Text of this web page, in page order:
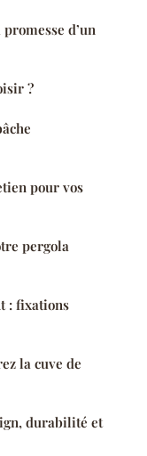
d’un
?
pour vos
pergola
: fixations
la cuve de
durabilité et